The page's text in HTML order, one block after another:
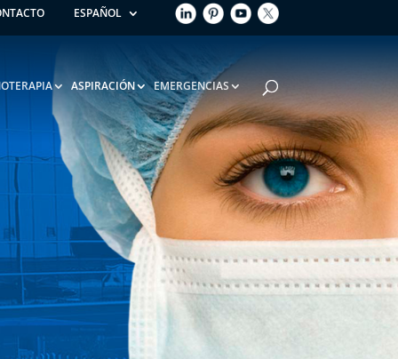
ESPAÑOL
ASPIRACIÓN EMERGENCIAS